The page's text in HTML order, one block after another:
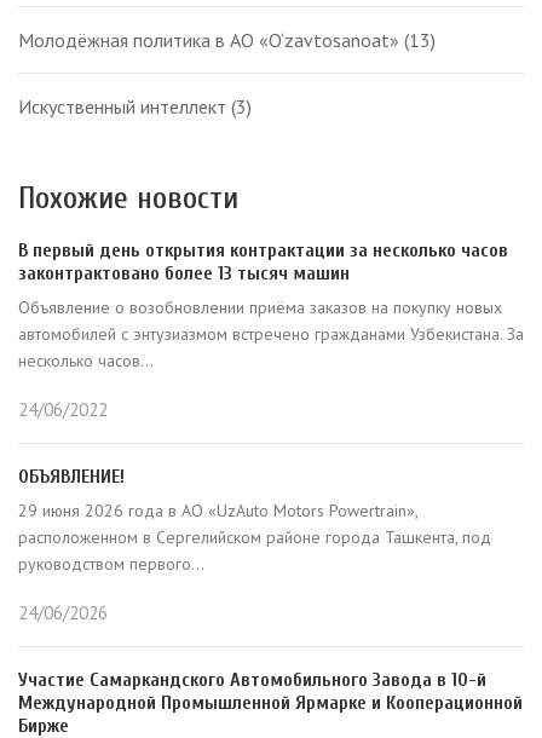
Молодёжная политика в АО «O‘zavtosanoat» (13)
Искуственный интеллект (3)
Похожие новости
В первый день открытия контрактации за несколько часов
законтрактовано более 13 тысяч машин
Объявление о возобновлении приёма заказов на покупку новых
автомобилей с энтузиазмом встречено гражданами Узбекистана. За
несколько часов...
24/06/2022
ОБЪЯВЛЕНИЕ!
29 июня 2026 года в АО «UzAuto Motors Powertrain»,
расположенном в Сергелийском районе города Ташкента, под
руководством первого...
24/06/2026
Участие Самаркандского Автомобильного Завода в 10-й
Международной Промышленной Ярмарке и Кооперационной
Бирже